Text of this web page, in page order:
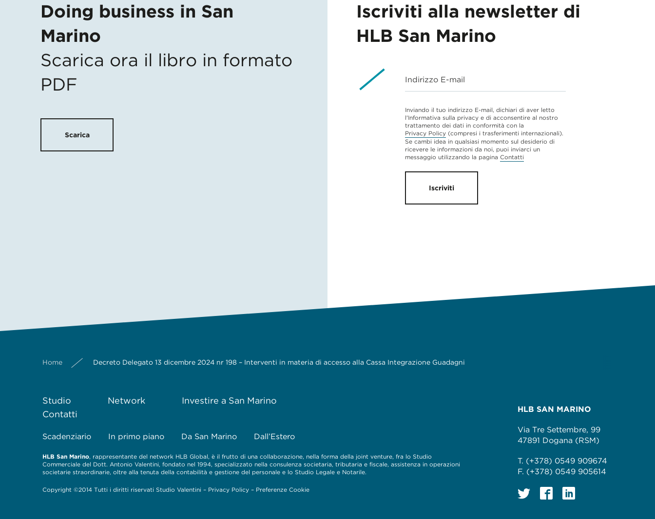
Doing business in San
Marino
Scarica ora il libro in formato
PDF
Scarica
Iscriviti alla newsletter di
HLB San Marino
Indirizzo E-mail
Inviando il tuo indirizzo E-mail, dichiari di aver letto
l'Informativa sulla privacy e di acconsentire al nostro
trattamento dei dati in conformità con la
Privacy Policy (compresi i trasferimenti internazionali).
Se cambi idea in qualsiasi momento sul desiderio di
ricevere le informazioni da noi, puoi inviarci un
messaggio utilizzando la pagina Contatti
Iscriviti
Home Decreto Delegato 13 dicembre 2024 nr 198 – Interventi in materia di accesso alla Cassa Integrazione Guadagni
Studio Network
Investire a San Marino
Contatti
Scadenziario In primo piano Da San Marino Dall’Estero
HLB SAN MARINO
Via Tre Settembre, 99
47891 Dogana (RSM)
T. (+378) 0549 909674
F. (+378) 0549 905614
HLB San Marino, rappresentante del network HLB Global, è il frutto di una collaborazione, nella forma della joint venture, fra lo Studio
Commerciale del Dott. Antonio Valentini, fondato nel 1994, specializzato nella consulenza societaria, tributaria e fiscale, assistenza in operazioni
societarie straordinarie, oltre alla tenuta della contabilità e gestione del personale e lo Studio Legale e Notarile.
Copyright ©2014 Tutti i diritti riservati Studio Valentini – Privacy Policy – Preferenze Cookie